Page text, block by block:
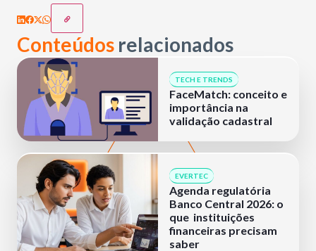
Conteúdos relacionados
TECH E TRENDS
FaceMatch: conceito e
importância na
validação cadastral
EVERTEC
Agenda regulatória
Banco Central 2026: o
que instituições
financeiras precisam
saber